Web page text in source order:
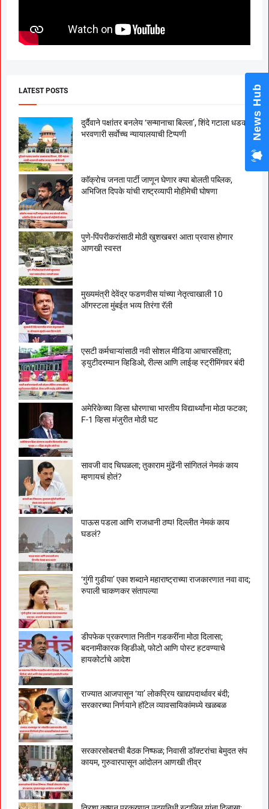
LATEST POSTS
दुर्दैवाने पक्षांतर बनलेय ‘सन्मानाचा बिल्ला’, शिंदे गटाला धडकी
भरवणारी सर्वाेच्च न्यायालयाची टिप्पणी
काॅक्राेच जनता पार्टी जाणून घेणार क्या बाेलती पब्लिक,
अभिजित दिपके यांची राष्ट्रव्यापी माेहीमेची घाेषणा
पुणे-पिंपरीकरांसाठी मोठी खुशखबर! आता प्रवास होणार
आणखी स्वस्त
मुख्यमंत्री देवेंद्र फडणवीस यांच्या नेतृत्वाखाली 10
ऑगस्टला मुंबईत भव्य तिरंगा रॅली
एसटी कर्मचाऱ्यांसाठी नवी सोशल मीडिया आचारसंहिता;
ड्युटीदरम्यान व्हिडिओ, रील्स आणि लाईव्ह स्ट्रीमिंगवर बंदी
अमेरिकेच्या व्हिसा धोरणाचा भारतीय विद्यार्थ्यांना मोठा फटका;
F-1 व्हिसा मंजुरीत मोठी घट
सावजी वाद चिघळला; तुकाराम मुंढेंनी सांगितलं नेमकं काय
म्हणायचं होतं?
पाऊस पडला आणि राजधानी ठप्प! दिल्लीत नेमकं काय
घडलं?
‘गुंगी गुडीया’ एका शब्दाने महाराष्ट्राच्या राजकारणात नवा वाद;
रुपाली चाकणकर संतापल्या
डीपफेक प्रकरणात नितीन गडकरींना मोठा दिलासा;
बदनामीकारक व्हिडीओ, फोटो आणि पोस्ट हटवण्याचे
हायकोर्टाचे आदेश
राज्यात आजपासून ‘या’ लोकप्रिय खाद्यपदार्थावर बंदी;
सरकारच्या निर्णयाने हॉटेल व्यावसायिकांमध्ये खळबळ
सरकारसोबतची बैठक निष्फळ; निवासी डॉक्टरांचा बेमुदत संप
कायम, गुरुवारपासून आंदोलन आणखी तीव्र
News Hub